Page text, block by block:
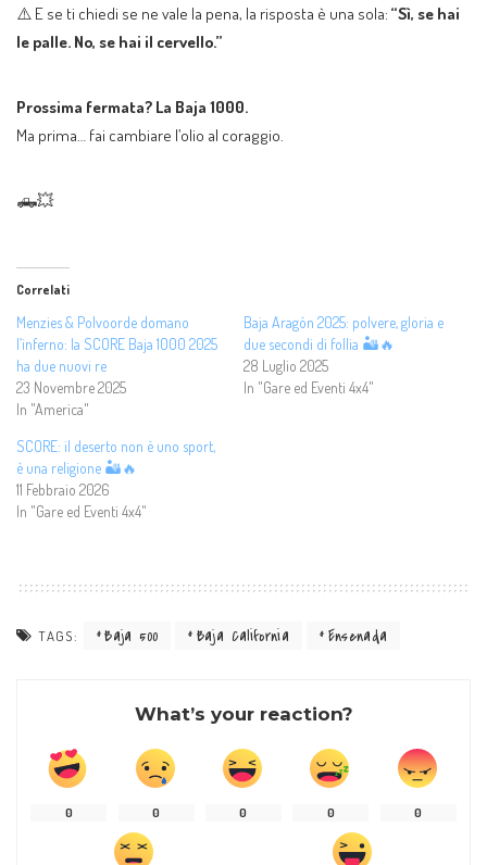
⚠️ E se ti chiedi se ne vale la pena, la risposta è una sola: “Sì, se hai
le palle. No, se hai il cervello.”
Prossima fermata? La Baja 1000.
Ma prima… fai cambiare l’olio al coraggio.
🛻💥
Correlati
Menzies & Polvoorde domano
l’inferno: la SCORE Baja 1000 2025
ha due nuovi re
23 Novembre 2025
In "America"
Baja Aragón 2025: polvere, gloria e
due secondi di follia 🏜️🔥
28 Luglio 2025
In "Gare ed Eventi 4x4"
SCORE: il deserto non è uno sport,
è una religione 🏜️🔥
11 Febbraio 2026
In "Gare ed Eventi 4x4"
TAGS: Baja 500 Baja California Ensenada
What’s your reaction?
0 0 0 0 0